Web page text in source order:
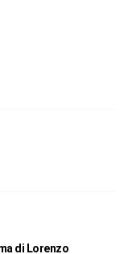
di Lorenzo